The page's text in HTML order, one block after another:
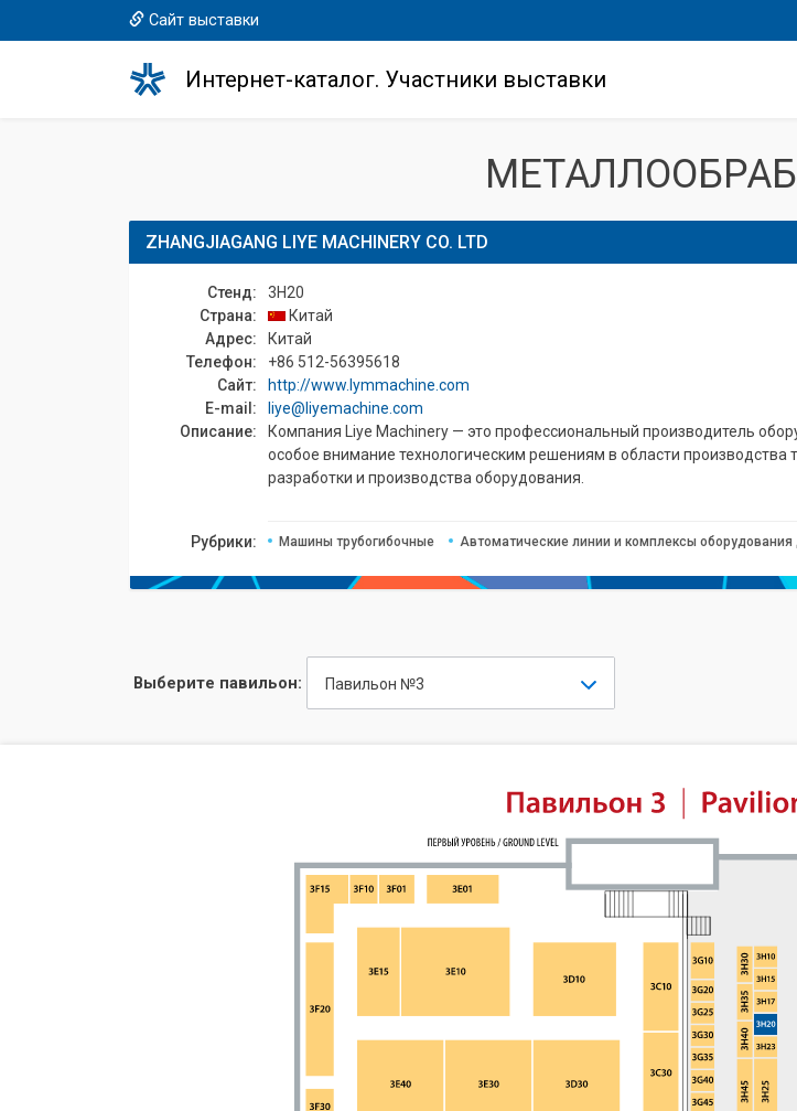
Сайт выставки
Интернет-каталог. Участники выставки
ZHANGJIAGANG LIYE MACHINERY CO. LTD
Стенд:
3H20
Страна:
Китай
Адрес:
Китай
Телефон:
+86 512-56395618
Сайт:
http://www.lymmachine.com
E-mail:
liye@liyemachine.com
Описание:
Компания Liye Machinery — это профессиональный производитель
особое внимание технологическим решениям в области производства
разработки и производства оборудования.
Рубрики: Машины трубогибочные Автоматические линии и комплексы
Выберите павильон: Павильон №3